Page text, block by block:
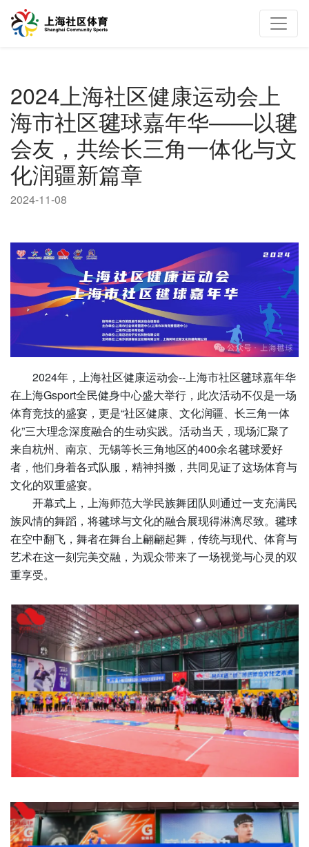
2024上海社区健康运动会上
海市社区毽球嘉年华——以毽
会友，共绘长三角一体化与文
化润疆新篇章
2024-11-08
2024年，上海社区健康运动会--上海市社区毽球嘉年华
在上海Gsport全民健身中心盛大举行，此次活动不仅是一场
体育竞技的盛宴，更是“社区健康、文化润疆、长三角一体
化”三大理念深度融合的生动实践。活动当天，现场汇聚了
来自杭州、南京、无锡等长三角地区的400余名毽球爱好
者，他们身着各式队服，精神抖擞，共同见证了这场体育与
文化的双重盛宴。
开幕式上，上海师范大学民族舞团队则通过一支充满民
族风情的舞蹈，将毽球与文化的融合展现得淋漓尽致。毽球
在空中翻飞，舞者在舞台上翩翩起舞，传统与现代、体育与
艺术在这一刻完美交融，为观众带来了一场视觉与心灵的双
重享受。